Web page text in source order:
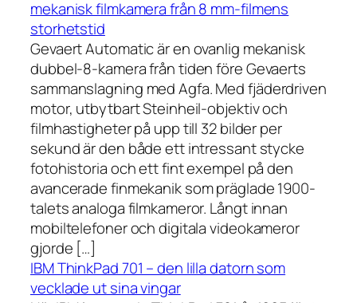
mekanisk filmkamera från 8 mm-filmens
storhetstid
Gevaert Automatic är en ovanlig mekanisk
dubbel-8-kamera från tiden före Gevaerts
sammanslagning med Agfa. Med fjäderdriven
motor, utbytbart Steinheil-objektiv och
filmhastigheter på upp till 32 bilder per
sekund är den både ett intressant stycke
fotohistoria och ett fint exempel på den
avancerade finmekanik som präglade 1900-
talets analoga filmkameror. Långt innan
mobiltelefoner och digitala videokameror
gjorde […]
IBM ThinkPad 701 – den lilla datorn som
vecklade ut sina vingar